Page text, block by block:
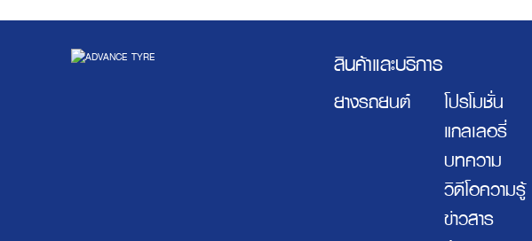
สินค้าและบริการ
ยางรถยนต์
โปรโมชั่น
แกลเลอรี่
บทความ
วิดีโอความรู้
ข่าวสาร